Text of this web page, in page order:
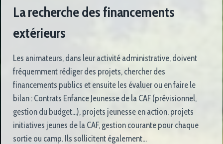
La recherche des financements
extérieurs
Les animateurs, dans leur activité administrative, doivent
fréquemment rédiger des projets, chercher des
financements publics et ensuite les évaluer ou en faire le
bilan : Contrats Enfance Jeunesse de la CAF (prévisionnel,
gestion du budget…), projets jeunesse en action, projets
initiatives jeunes de la CAF, gestion courante pour chaque
sortie ou camp. Ils sollicitent également…